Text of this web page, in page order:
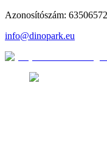
Azonosítószám:
info@dinopark.eu